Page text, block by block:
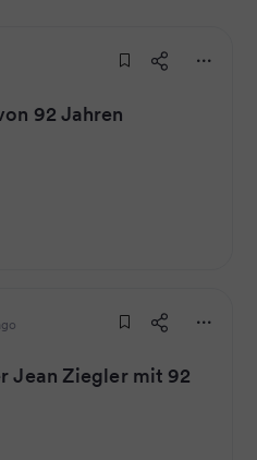
92 Jahren
Jean Ziegler mit 92